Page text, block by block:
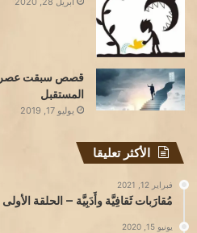
قصص سبقت
المستقبل
يوليو 17, 2019
الأكثر تعليقا
فبراير 12, 2021
مُقارَبات ثَقافِيَّة وأَدَبِيَّة – الحلقة الأولى
يونيو 15, 2020